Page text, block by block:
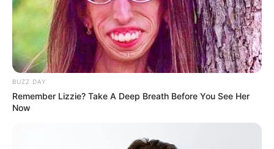
Home/ดูดวง/ เลขนำโชค งวด 1 ส.ค.62 เด็ดเหมือนเดิม เพิ่มเติมคือ
ความแม่น!!
ดูดวง |
แบ่งปัน
BUZZ DAY
Remember Lizzie? Take A Deep Breath Before You See Her
Now